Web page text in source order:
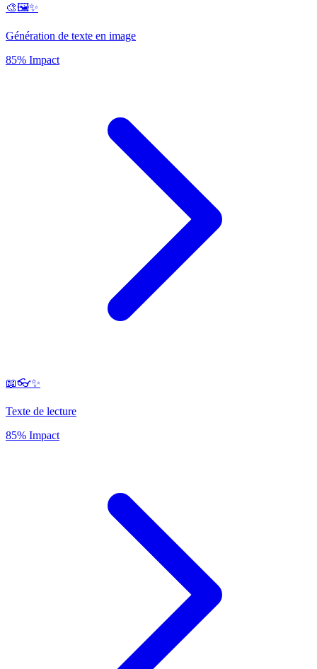
🎨🖼️✨
Génération de texte en image
85% Impact
📖👓✨
Texte de lecture
85% Impact